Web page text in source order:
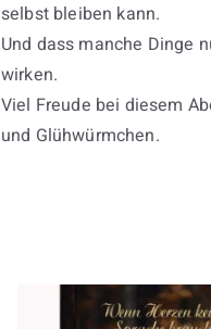
selbst bleiben kann.
Und dass manche Dinge
wirken.
Viel Freude bei diesem
und Glühwürmchen.